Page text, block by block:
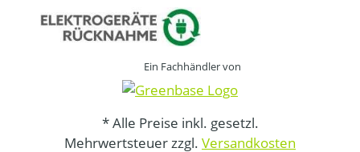
Ein Fachhändler von
* Alle Preise inkl. gesetzl.
Mehrwertsteuer zzgl. Versandkosten